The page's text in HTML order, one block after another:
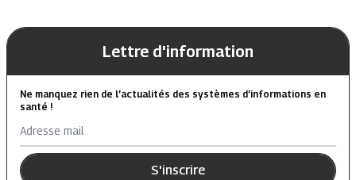
Lettre d'information
Ne manquez rien de l’actualités des systèmes d’informations en
santé !
Adresse mail
S'inscrire